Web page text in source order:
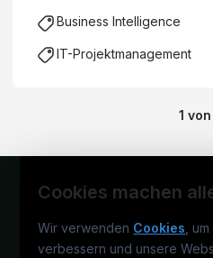
Business Intelligence
IT-Projektmanagement
1 von
Cookies machen
Wir verwenden Cookies ,
verbessern und unsere